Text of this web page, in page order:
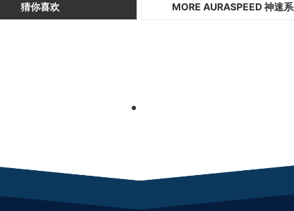
猜你喜欢 MORE AURASPEED 神速
1